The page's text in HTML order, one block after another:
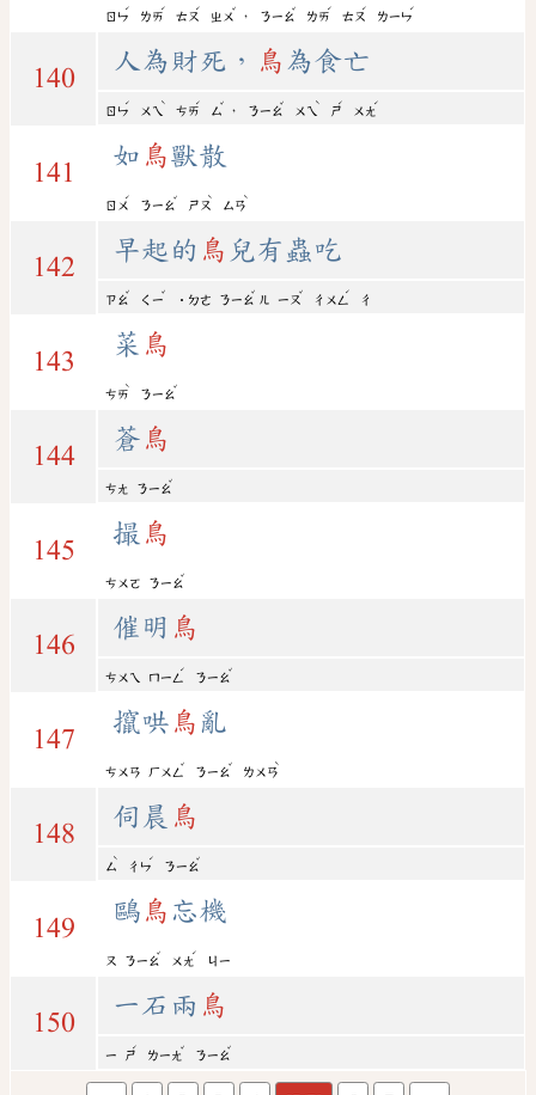
ㄖㄣ
ˊ
ㄌㄞ
ˊ
ㄊㄡ
ˊ
ㄓㄨ
ˇ
， ㄋㄧㄠ
ˇ
ㄌㄞ
ˊ
ㄊㄡ
ˊ
ㄌㄧㄣ
ˊ
140
人為財死， 鳥 為食亡
ㄖㄣ
ˊ
ㄨㄟ
ˋ
ㄘㄞ
ˊ
ㄙ
ˇ
， ㄋㄧㄠ
ˇ
ㄨㄟ
ˋ
ㄕ
ˊ
ㄨㄤ
ˊ
141
如 鳥獸散
ㄖㄨ
ˊ
ㄋㄧㄠ
ˇ
ㄕㄡ
ˋ
ㄙㄢ
ˋ
142
早起的 鳥 兒有蟲吃
ㄗㄠ
ˇ
ㄑㄧ
ˇ
˙ㄉㄜ ㄋㄧㄠ
ˇ
ㄦ ㄧㄡ
ˇ
ㄔㄨㄥ
ˊ
ㄔ
143
菜 鳥
ㄘㄞ
ˋ
ㄋㄧㄠ
ˇ
144
蒼 鳥
ㄘㄤ ㄋㄧㄠ
ˇ
145
撮 鳥
ㄘㄨㄛ ㄋㄧㄠ
ˇ
146
催明 鳥
ㄘㄨㄟ ㄇㄧㄥ
ˊ
ㄋㄧㄠ
ˇ
147
攛哄 鳥 亂
ㄘㄨㄢ ㄏㄨㄥ
ˇ
ㄋㄧㄠ
ˇ
ㄌㄨㄢ
ˋ
148
伺晨 鳥
ㄙ
ˋ
ㄔㄣ
ˊ
ㄋㄧㄠ
ˇ
149
鷗 鳥 忘機
ㄡ ㄋㄧㄠ
ˇ
ㄨㄤ
ˊ
ㄐㄧ
150
一石兩 鳥
ㄧ ㄕ
ˊ
ㄌㄧㄤ
ˇ
ㄋㄧㄠ
ˇ